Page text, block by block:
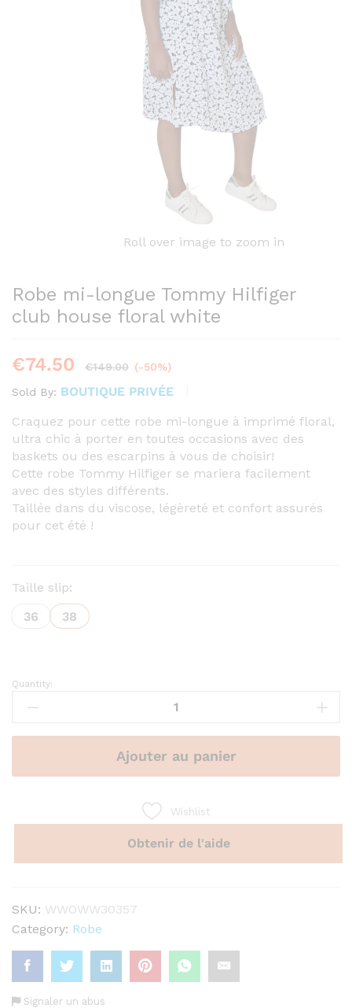
Roll over image to zoom in
Robe mi-longue Tommy Hilfiger
club house floral white
€74.50 €149.00 (-50%)
Sold By: BOUTIQUE PRIVÉE
Craquez pour cette robe mi-longue à imprimé floral,
ultra chic à porter en toutes occasions avec des
baskets ou des escarpins à vous de choisir!
Cette robe Tommy Hilfiger se mariera facilement
avec des styles différents.
Taillée dans du viscose, légèreté et confort assurés
pour cet été !
Taille slip:
36
38
Robe
mi-
floral
quantity
Quantity:
Ajouter au panier
Wishlist
Obtenir de l'aide
SKU: WWOWW30357
Category: Robe
Signaler un abus